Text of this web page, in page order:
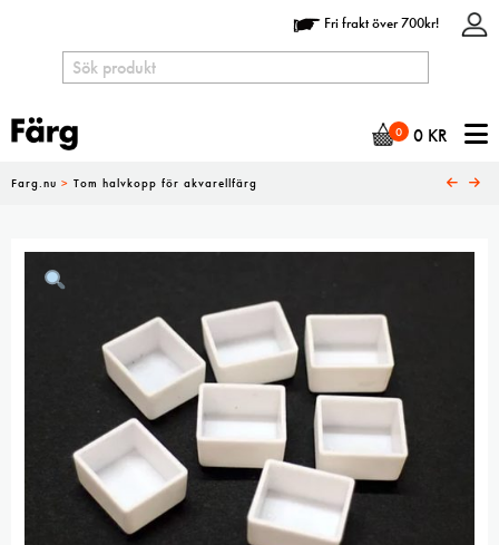
Fri frakt över 700kr!
0 0 KR
Farg.nu > Tom halvkopp för akvarellfärg